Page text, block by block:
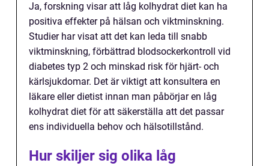
Ja, forskning visar att låg kolhydrat diet kan ha
positiva effekter på hälsan och viktminskning.
Studier har visat att det kan leda till snabb
viktminskning, förbättrad blodsockerkontroll vid
diabetes typ 2 och minskad risk för hjärt- och
kärlsjukdomar. Det är viktigt att konsultera en
läkare eller dietist innan man påbörjar en låg
kolhydrat diet för att säkerställa att det passar
ens individuella behov och hälsotillstånd.
Hur skiljer sig olika låg